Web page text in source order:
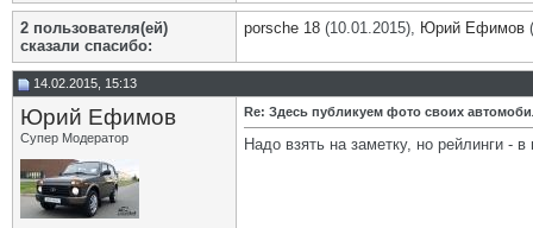
2 пользователя(ей)
сказали cпасибо:
porsche 18 (10.01.2015), Юрий Ефимов
14.02.2015, 15:13
Юрий Ефимов
Супер Модератор
Re: Здесь публикуем фото своих
Надо взять на заметку, но рейлинги -